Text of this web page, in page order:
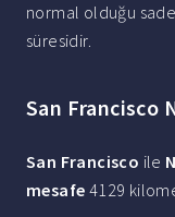
normal olduğu
süresidir.
San Francisco
San Francisco ile
mesafe 4129